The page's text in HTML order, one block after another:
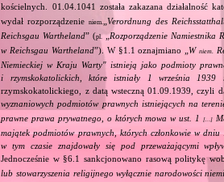
kościelnych. 01.04.1041 została zakazana działalność
wydał rozporządzenieniem. „Verordnung des
Reichsgau Wartheland” (pl.„Rozporządzenie Namiestnika
w Reichsgau Wartheland”). W §1.1 oznajmiano „W niem.
Niemieckiej w Kraju Warty" istnieją jako podmioty
i rzymskokatolickich, które istniały 1 września
rzymskokatolickiego, z datą wsteczną 01.09.1939, czyli
wyznaniowych podmiotów prawnych istniejących na
prawne prawa prywatnego, o których mowa w ust. 1
[…]
majątek podmiotów prawnych, których członkowie w
w tym czasie znajdowały się pod przeważającymi
Jednocześnie w §6.1 sankcjonowano rasową politykę
lub stowarzyszenia religijnego wyłącznie narodowości